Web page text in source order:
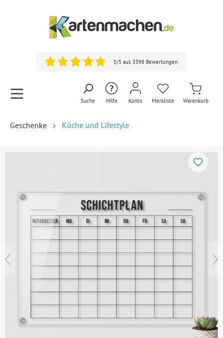
5/5 aus 3398 Bewertungen
Suche Hilfe Konto Merkliste Warenkorb
Geschenke Küche und Lifestyle